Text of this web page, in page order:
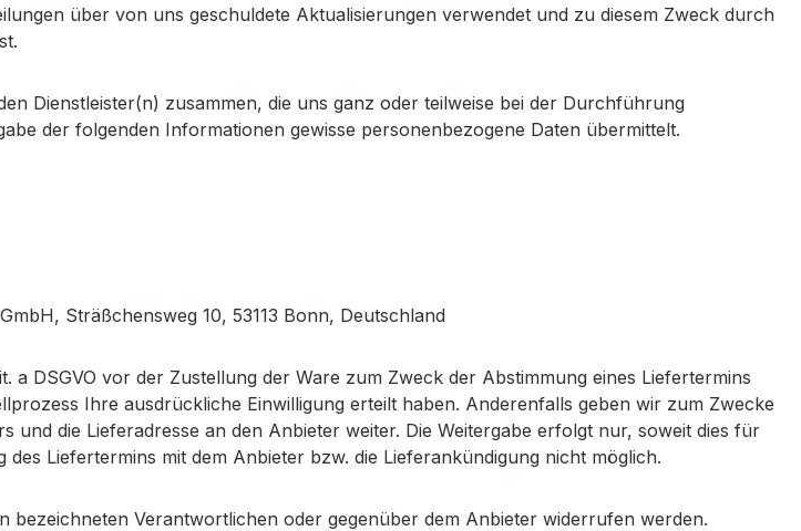
über von uns geschuldete Aktualisierungen verwendet und zu diesem Zweck durch
Dienstleister(n) zusammen, die uns ganz oder teilweise bei der Durchführung
der folgenden Informationen gewisse personenbezogene Daten übermittelt.
Sträßchensweg 10, 53113 Bonn, Deutschland
DSGVO vor der Zustellung der Ware zum Zweck der Abstimmung eines Liefertermins
Ihre ausdrückliche Einwilligung erteilt haben. Anderenfalls geben wir zum Zwecke
und die Lieferadresse an den Anbieter weiter. Die Weitergabe erfolgt nur, soweit dies für
Liefertermins mit dem Anbieter bzw. die Lieferankündigung nicht möglich.
Verantwortlichen oder gegenüber dem Anbieter widerrufen werden.